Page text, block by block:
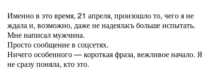
Именно в это время, 21 апреля, произошло то, чего я не
ждала и, возможно, даже не надеялась больше испытать.
Мне написал мужчина.
Просто сообщение в соцсетях.
Ничего особенного — короткая фраза, вежливое начало. Я
не сразу поняла, кто это.